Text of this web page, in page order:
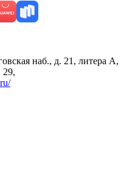
наб., д. 21, литера А,
29,